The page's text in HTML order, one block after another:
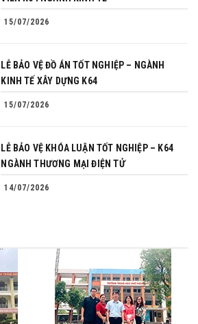
15/07/2026
LỄ BẢO VỆ ĐỒ ÁN TỐT NGHIỆP – NGÀNH
KINH TẾ XÂY DỰNG K64
15/07/2026
LỄ BẢO VỆ KHÓA LUẬN TỐT NGHIỆP – K64
NGÀNH THƯƠNG MẠI ĐIỆN TỬ
14/07/2026